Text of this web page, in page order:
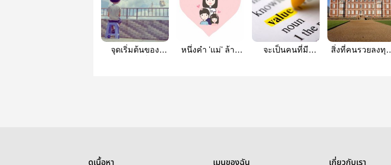
จุดเริ่มต้นของ
หนึ่งคำ 'แม่' ล้าน
จะเป็นคนที่มี
สิ่งที่คนรวยลงทุน